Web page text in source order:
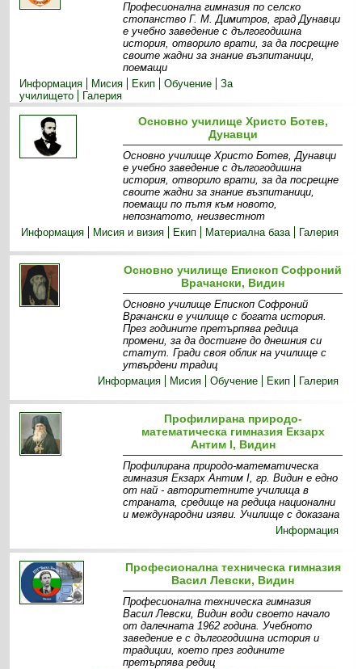
Професионална гимназия по селско
стопанство Г. М. Димитров, град Дунавци
е учебно заведение с дългогодишна
история, отворило врати, за да посрещне
своите жадни за знание възпитаници,
поемащи
Информация
Мисия Екип Обучение
За
училището
Галерия
Основно училище Христо Ботев,
Дунавци
Основно училище Христо Ботев, Дунавци
е учебно заведение с дългогодишна
история, отворило врати, за да посрещне
своите жадни за знание възпитаници,
поемащи по пътя към новото,
непознатото, неизвестнот
Информация
Мисия и визия Екип Материална база Галерия
Основно училище Епископ Софроний
Врачански, Видин
Основно училище Епископ Софроний
Врачански е училище с богата история.
През годините претърпява редица
промени, за да достигне до днешния си
статут. Гради своя облик на училище с
утвърдени традиц
Информация
Мисия Обучение Екип Галерия
Профилирана природо-
математическа гимназия Екзарх
Антим I, Видин
Профилирана природо-математическа
гимназия Екзарх Антим I, гр. Видин е едно
от най - авторитетните училища в
страната, средище на редица национални
и международни изяви. Училище с доказана
Информация
Професионална техническа гимназия
Васил Левски, Видин
Професионална техническа гимназия
Васил Левски, Видин води своето начало
от далечната 1962 година. Учебното
заведение е с дългогодишна история и
традиции, което през годините
претърпява редиц